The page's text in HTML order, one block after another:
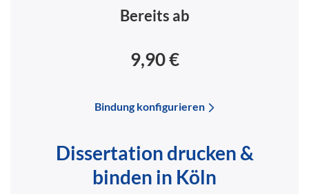
Bereits ab
9,90 €
Bindung konfigurieren
Dissertation drucken &
binden in Köln